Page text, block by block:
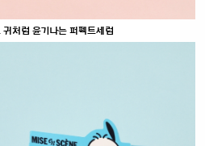
처럼 윤기나는 퍼펙트세럼